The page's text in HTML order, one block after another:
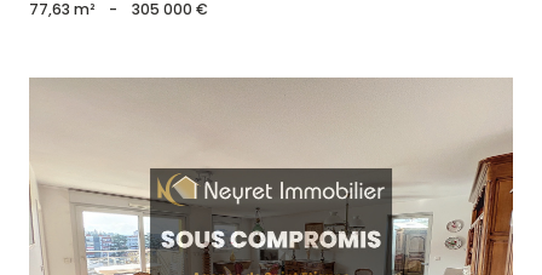
77,63 m² - 305 000 €